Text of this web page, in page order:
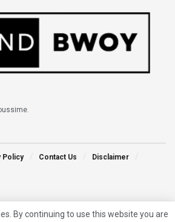
.
Policy Contact Us
Disclaimer
By continuing to use this website you are